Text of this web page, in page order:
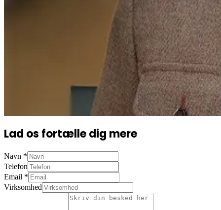
Lad os fortælle dig mere
Navn *
Telefon
Email *
Virksomhed